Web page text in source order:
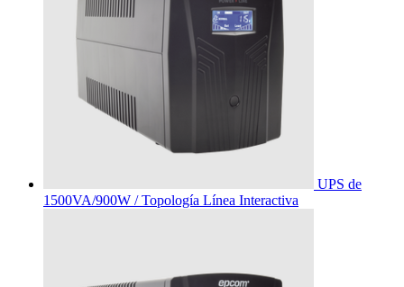
UPS de
1500VA/900W / Topología Línea Interactiva